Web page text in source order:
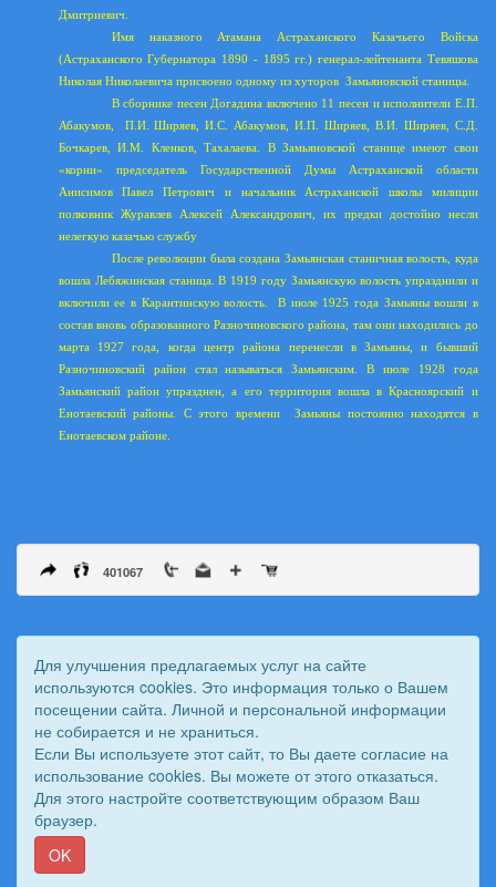
Дмитриевич.
Имя наказного Атамана Астраханского Казачьего Войска
(Астраханского Губернатора 1890 - 1895 гг.) генерал-лейтенанта Тевяшова
Николая Николаевича присвоено одному из хуторов Замьяновской станицы.
В сборнике песен Догадина включено 11 песен и исполнители Е.П.
Абакумов,
П.И. Ширяев, И.С. Абакумов, И.П. Ширяев, В.И. Ширяев, С.Д.
Бочкарев, И.М. Кленков, Тахалаева. В Замьяновской станице имеют свои
«корни» председатель Государственной Думы Астраханской области
Анисимов Павел Петрович и начальник Астраханской школы милиции
полковник Журавлев Алексей Александрович, их предки достойно несли
нелегкую казачью службу
После революции была создана Замьянская станичная волость, куда
вошла Лебяжинская станица. В 1919 году Замьянскую волость упразднили и
включили ее в Карантинскую волость.
В июле 1925 года Замьяны вошли в
состав вновь образованного Разночиновского района, там они находились до
марта 1927 года, когда центр района перенесли в Замьяны, и бывший
Разночиновский район стал называться Замьянским. В июле 1928 года
Замьянский район упразднен, а его территория вошла в Красноярский и
Енотаевский районы. С этого времени
Замьяны постоянно находятся в
Енотаевском районе.
401067
© 2011 - 2026 Вестник Астраханского казачьего войска. Все
права защищены.
Сайт создан при поддержке «
Для улучшения предлагаемых услуг на сайте
используются cookies. Это информация только о Вашем
посещении сайта. Личной и персональной информации
не собирается и не храниться.
Если Вы используете этот сайт, то Вы даете согласие на
использование cookies. Вы можете от этого отказаться.
Для этого настройте соответствующим образом Ваш
браузер.
OK